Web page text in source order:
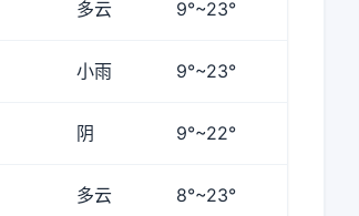
多云 9°~23°
小雨 9°~23°
阴 9°~22°
多云 8°~23°